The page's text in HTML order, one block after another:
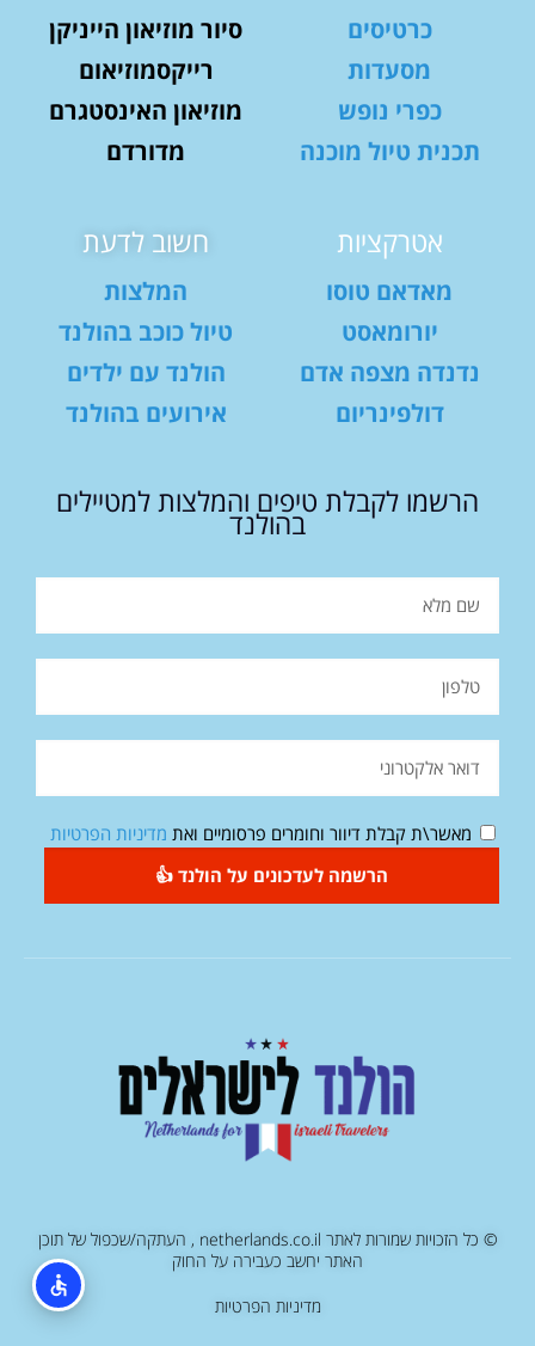
כרטיסים
מסעדות
כפרי נופש
תכנית טיול מוכנה
סיור מוזיאון הייניקן
רייקסמוזיאום
מוזיאון האינסטגרם
מדורדם
אטרקציות
מאדאם טוסו
יורומאסט
נדנדה מצפה אדם
דולפינריום
חשוב לדעת
המלצות
טיול כוכב בהולנד
הולנד עם ילדים
אירועים בהולנד
הרשמו לקבלת טיפים והמלצות למטיילים
בהולנד
מאשר\ת קבלת דיוור וחומרים פרסומיים ואת מדיניות הפרטיות
הרשמה לעדכונים על הולנד 👍
© כל הזכויות שמורות לאתר netherlands.co.il , העתקה/שכפול של תוכן
האתר יחשב כעבירה על החוק
מדיניות הפרטיות